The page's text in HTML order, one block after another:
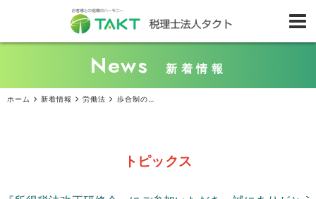
News 新着情報
ホーム 新着情報 労働法 歩合制の最低賃金はどうなる？ 計算方法や割増賃金の取り扱いを解説
トピックス